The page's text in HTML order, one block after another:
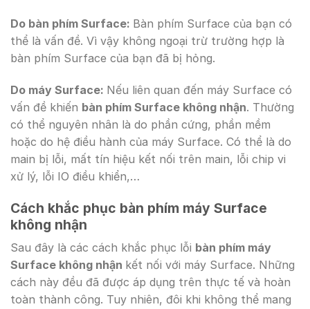
Do bàn phím Surface: Bàn phím Surface của bạn có
thể là vấn đề. Vì vậy không ngoại trừ trường hợp là
bàn phím Surface của bạn đã bị hỏng.
Do máy Surface: Nếu liên quan đến máy Surface có
vấn đề khiến bàn phím Surface không nhận. Thường
có thể nguyên nhân là do phần cứng, phần mềm
hoặc do hệ điều hành của máy Surface. Có thể là do
main bị lỗi, mất tín hiệu kết nối trên main, lỗi chip vi
xử lý, lỗi IO điều khiển,…
Cách khắc phục bàn phím máy Surface
không nhận
Sau đây là các cách khắc phục lỗi bàn phím máy
Surface không nhận kết nối với máy Surface. Những
cách này đều đã được áp dụng trên thực tế và hoàn
toàn thành công. Tuy nhiên, đôi khi không thể mang